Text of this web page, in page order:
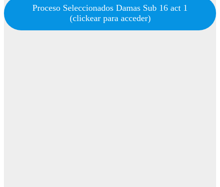
Proceso Seleccionados Damas Sub 16 act 1
(clickear para acceder)